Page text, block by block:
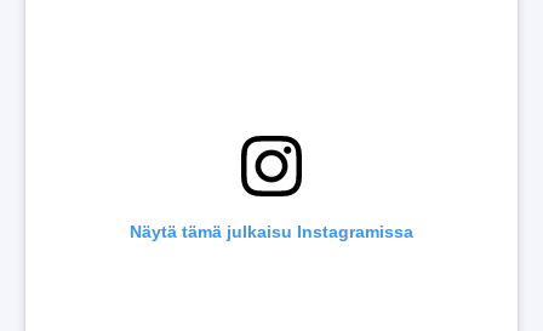
Näytä tämä julkaisu Instagramissa